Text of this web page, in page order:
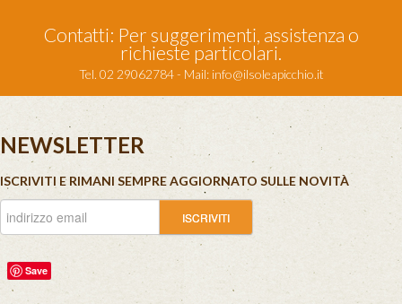
Contatti: Per suggerimenti, assistenza o
richieste particolari.
Tel. 02 29062784 - Mail: info@ilsoleapicchio.it
NEWSLETTER
ISCRIVITI E RIMANI SEMPRE AGGIORNATO SULLE NOVITÀ
Save